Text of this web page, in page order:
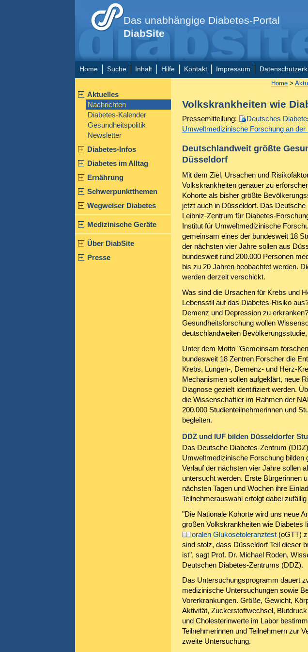
Das unabhängige Diabetes-Portal
DiabSite
Home Suche Inhalt Hilfe Kontakt Impressum
Aktuelles
Nachrichten
Diabetes-Kalender
Gesundheitspolitik
Newsletter
Diabetes-Infos
Diabetes im Alltag
Ernährung
Schwerpunktthemen
Wegweiser Diabetes
Medizinische Geräte
Über DiabSite
Presse
Home>
Volkskrankheiten wie
Pressemitteilung: Deutsches
Umweltmedizinische Forschung an
Deutschlandweit größte
Düsseldorf
Mit dem Ziel, Ursachen und
Volkskrankheiten genauer zu
Kohorte als bisher größte
jetzt auch in Düsseldorf. Das Deutsche
Leibniz-Zentrum für Diabetes-
Institut für Umweltmedizinische
gemeinsam eines der bundesweit 18
der nächsten vier Jahre sollen aus
bundesweit rund 200.000 Personen
bis zu 20 Jahren beobachtet werden.
werden derzeit verschickt.
Was sind die Ursachen für Krebs und
Lebensstil auf das Diabetes-Risiko
Demenz und Depression zu
Gesundheitsforschung wollen
deutschlandweiten
Unter dem Motto "Gemeinsam
bundesweit 18 Zentren Forscher die
Krebs, Lungen-, Demenz- und Herz-
Mechanismen sollen aufgeklärt, neue
Diagnose gezielt identifiziert werden.
die Wissenschaftler im Rahmen der
200.000 Studienteilnehmerinnen und
begleiten.
DDZ und IUF bilden Düsseldorfer
Das Deutsche Diabetes-Zentrum
Umweltmedizinische Forschung
Verlauf der nächsten vier Jahre sollen
untersucht werden. Erste Bürgerinnen
nächsten Tagen und Wochen ihre
Teilnehmerauswahl erfolgt dabei
"Die Nationale Kohorte wird uns neue
großen Volkskrankheiten wie Diabetes
oralen Glukosetoleranztest(oGTT)
sind stolz, dass Düsseldorf Teil dieser
ist", sagt Prof. Dr. Michael Roden,
Deutschen Diabetes-Zentrums (DDZ).
Das Untersuchungsprogramm dauert
medizinische Untersuchungen sowie
Vorerkrankungen. Größe, Gewicht,
Aktivität, Zuckerstoffwechsel,
und Cholesterinwerte im Labor
Teilnehmerinnen und Teilnehmern zur
zweite Untersuchung.